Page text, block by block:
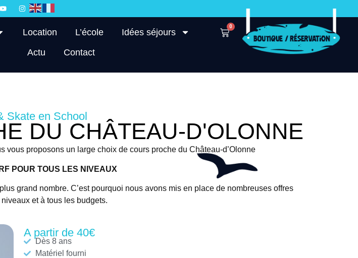
Location L’école
Idées séjours
Actu
Contact
0
Skate en School
DU CHÂTEAU-D'OLONNE
vous proposons un large choix de cours proche du Château-d’Olonne
POUR TOUS LES NIVEAUX
grand nombre. C’est pourquoi nous avons mis en place de nombreuses offres
et à tous les budgets.
A partir de 40€
Dès 8 ans
Matériel fourni